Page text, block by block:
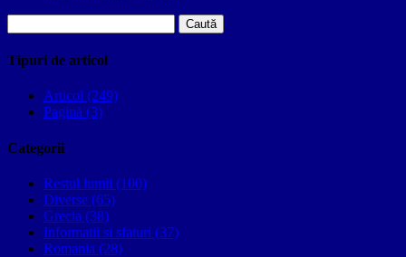
după:
Tipuri de articol
Articol (249)
Pagină (3)
Categorii
Restul lumii (100)
Diverse (65)
Grecia (38)
Informatii si sfaturi (37)
Romania (28)